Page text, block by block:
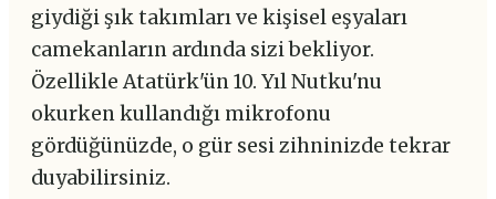
giydiği şık takımları ve kişisel eşyaları
camekanların ardında sizi bekliyor.
Özellikle Atatürk'ün 10. Yıl Nutku'nu
okurken kullandığı mikrofonu
gördüğünüzde, o gür sesi zihninizde tekrar
duyabilirsiniz.